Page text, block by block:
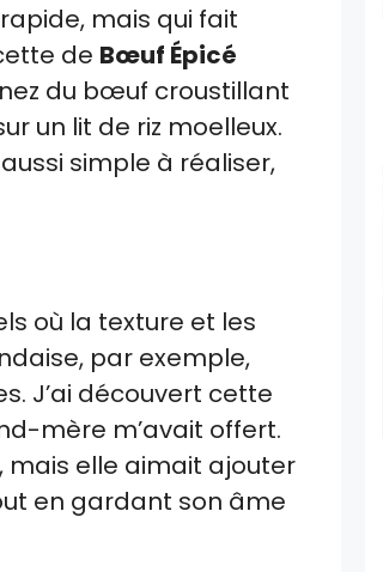
mais qui fait
de Bœuf Épicé
du bœuf croustillant
un lit de riz moelleux.
simple à réaliser,
où la texture et les
par exemple,
J’ai découvert cette
mère m’avait offert.
mais elle aimait ajouter
en gardant son âme